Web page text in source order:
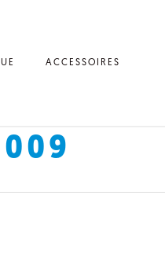
ACCESSOIRES